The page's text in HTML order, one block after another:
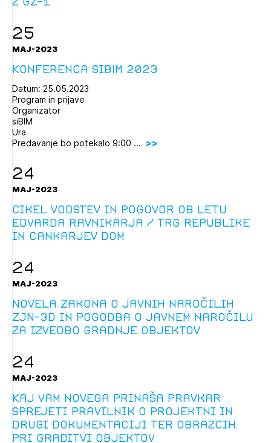
25
MAJ-2023
Konferenca siBIM 2023
Datum: 25.05.2023
Program in prijave
Organizator
siBIM
Ura
Predavanje bo potekalo 9:00 ...
24
MAJ-2023
Cikel vodstev in pogovor ob letu
Edvarda Ravnikarja / Trg republike
in Cankarjev dom
24
MAJ-2023
Novela Zakona o javnih naročilih
ZJN-3D in pogodba o javnem naročilu
za izvedbo gradnje objektov
24
MAJ-2023
Kaj vam novega prinaša pravkar
sprejeti Pravilnik o projektni in
drugi dokumentaciji ter obrazcih
pri graditvi objektov